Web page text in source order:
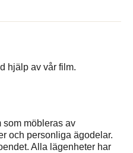
hjälp av vår film.
som möbleras av
och personliga ägodelar.
Alla lägenheter har